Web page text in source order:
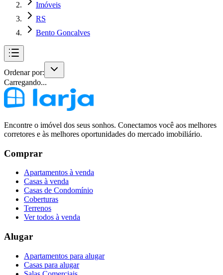
Imóveis
RS
Bento Goncalves
Ordenar por:
Carregando...
Encontre o imóvel dos seus sonhos. Conectamos você aos melhores
corretores e às melhores oportunidades do mercado imobiliário.
Comprar
Apartamentos à venda
Casas à venda
Casas de Condomínio
Coberturas
Terrenos
Ver todos à venda
Alugar
Apartamentos para alugar
Casas para alugar